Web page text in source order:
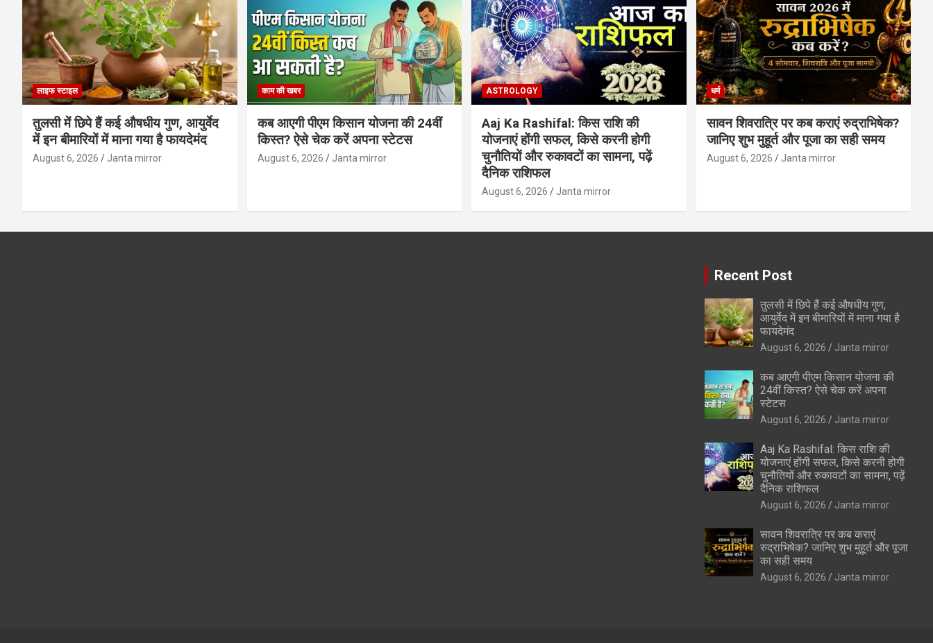
लाइफ स्टाइल
तुलसी में छिपे हैं कई औषधीय गुण, आयुर्वेद
में इन बीमारियों में माना गया है फायदेमंद
August 6, 2026 Janta mirror
काम की खबर
कब आएगी पीएम किसान योजना की 24वीं
किस्त? ऐसे चेक करें अपना स्टेटस
August 6, 2026 Janta mirror
ASTROLOGY
Aaj Ka Rashifal: किस राशि की
योजनाएं होंगी सफल, किसे करनी होगी
चुनौतियों और रुकावटों का सामना, पढ़ें
दैनिक राशिफल
August 6, 2026 Janta mirror
धर्म
सावन शिवरात्रि पर कब कराएं रुद्राभिषेक?
जानिए शुभ मुहूर्त और पूजा का सही समय
August 6, 2026 Janta mirror
Recent Post
तुलसी में छिपे हैं कई औषधीय गुण,
आयुर्वेद में इन बीमारियों में माना गया है
फायदेमंद
August 6, 2026 Janta mirror
कब आएगी पीएम किसान योजना की
24वीं किस्त? ऐसे चेक करें अपना
स्टेटस
August 6, 2026 Janta mirror
Aaj Ka Rashifal: किस राशि की
योजनाएं होंगी सफल, किसे करनी होगी
चुनौतियों और रुकावटों का सामना, पढ़ें
दैनिक राशिफल
August 6, 2026 Janta mirror
सावन शिवरात्रि पर कब कराएं
रुद्राभिषेक? जानिए शुभ मुहूर्त और पूजा
का सही समय
August 6, 2026 Janta mirror